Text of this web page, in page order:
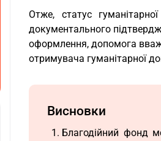
Отже, статус
документального
оформлення, допомога
отримувача гуманітарної
Висновки
Благодійний фонд